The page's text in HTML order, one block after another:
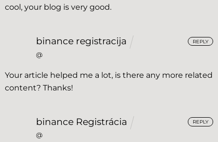
cool, your blog is very good.
binance registracija
@
Your article helped me a lot, is there any more related
content? Thanks!
REPLY
binance Registrácia
@
REPLY